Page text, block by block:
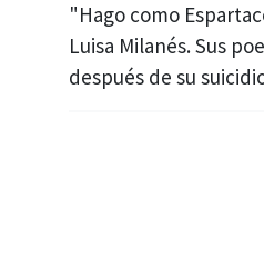
"Hago como
Luisa Milanés. Sus
después de su